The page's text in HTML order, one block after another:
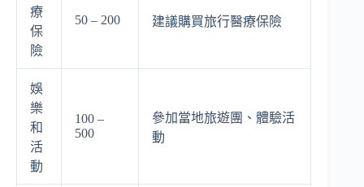
療
保
險
50 – 200 建議購買旅行醫療保險
娛
樂
和
活
動
100 –
500
參加當地旅遊團、體驗活
動